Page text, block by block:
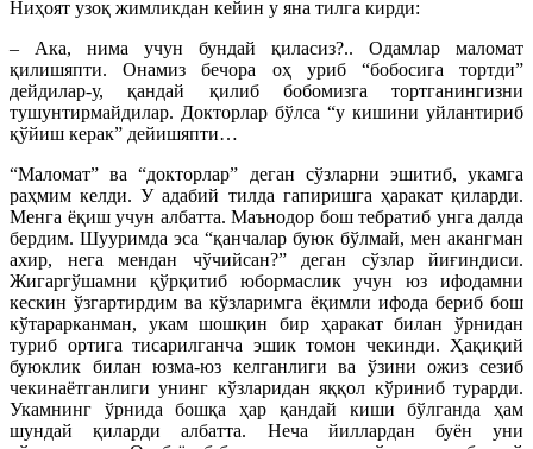
Ниҳоят узоқ жимликдан кейин у яна тилга кирди:
– Ака, нима учун бундай қиласиз?.. Одамлар маломат
қилишяпти. Онамиз бечора оҳ уриб “бобосига тортди”
дейдилар-у, қандай қилиб бобомизга тортганингизни
тушунтирмайдилар. Докторлар бўлса “у кишини уйлантириб
қўйиш керак” дейишяпти…
“Маломат” ва “докторлар” деган сўзларни эшитиб, укамга
раҳмим келди. У адабий тилда гапиришга ҳаракат қиларди.
Менга ёқиш учун албатта. Маънодор бош тебратиб унга далда
бердим. Шууримда эса “қанчалар буюк бўлмай, мен акангман
ахир, нега мендан чўчийсан?” деган сўзлар йиғиндиси.
Жигаргўшамни қўрқитиб юбормаслик учун юз ифодамни
кескин ўзгартирдим ва кўзларимга ёқимли ифода бериб бош
кўтарарканман, укам шошқин бир ҳаракат билан ўрнидан
туриб ортига тисарилганча эшик томон чекинди. Ҳақиқий
буюклик билан юзма-юз келганлиги ва ўзини ожиз сезиб
чекинаётганлиги унинг кўзларидан яққол кўриниб турарди.
Укамнинг ўрнида бошқа ҳар қандай киши бўлганда ҳам
шундай қиларди албатта. Неча йиллардан буён уни